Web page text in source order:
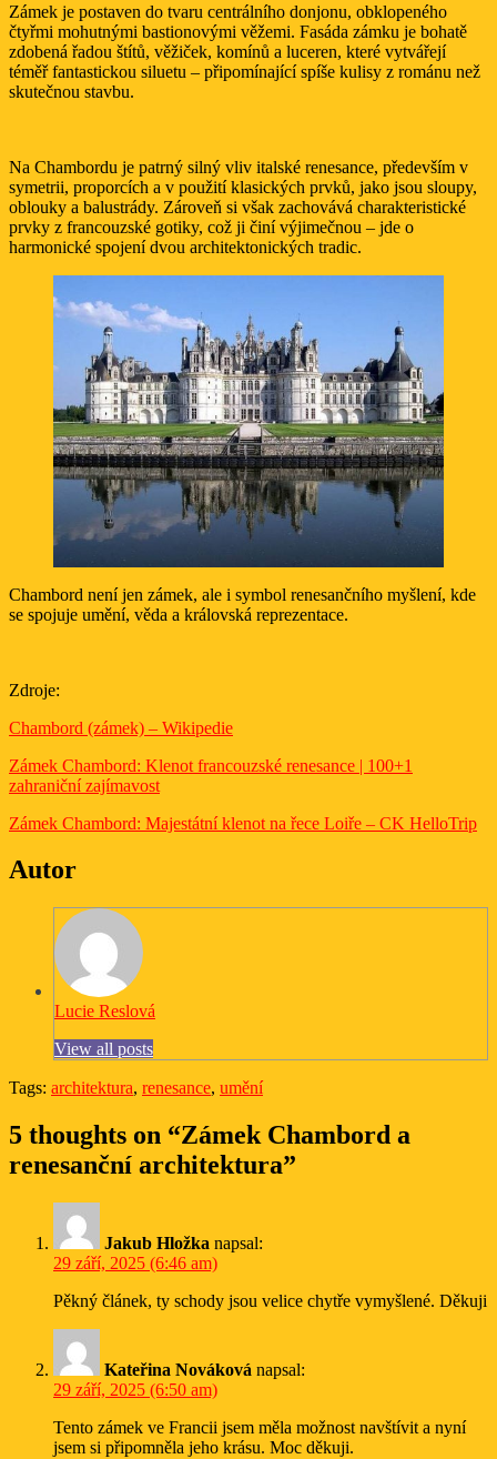
Zámek je postaven do tvaru centrálního donjonu, obklopeného
čtyřmi mohutnými bastionovými věžemi. Fasáda zámku je bohatě
zdobená řadou štítů, věžiček, komínů a luceren, které vytvářejí
téměř fantastickou siluetu – připomínající spíše kulisy z románu než
skutečnou stavbu.
Na Chambordu je patrný silný vliv italské renesance, především v
symetrii, proporcích a v použití klasických prvků, jako jsou sloupy,
oblouky a balustrády. Zároveň si však zachovává charakteristické
prvky z francouzské gotiky, což ji činí výjimečnou – jde o
harmonické spojení dvou architektonických tradic.
Chambord není jen zámek, ale i symbol renesančního myšlení, kde
se spojuje umění, věda a královská reprezentace.
Zdroje:
Chambord (zámek) – Wikipedie
Zámek Chambord: Klenot francouzské renesance | 100+1
zahraniční zajímavost
Zámek Chambord: Majestátní klenot na řece Loiře – CK HelloTrip
Autor
Lucie Reslová
View all posts
Tags: architektura, renesance, umění
5 thoughts on “Zámek Chambord a
renesanční architektura”
Jakub Hložka napsal:
29 září, 2025 (6:46 am)
Pěkný článek, ty schody jsou velice chytře vymyšlené. Děkuji
Kateřina Nováková napsal:
29 září, 2025 (6:50 am)
Tento zámek ve Francii jsem měla možnost navštívit a nyní
jsem si připomněla jeho krásu. Moc děkuji.